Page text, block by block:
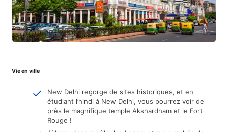
Vie en ville
New Delhi regorge de sites historiques, et en
étudiant l’hindi à New Delhi, vous pourrez voir de
près le magnifique temple Akshardham et le Fort
Rouge !